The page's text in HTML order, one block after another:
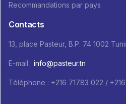
Recommandations par pays
Contacts
13, place Pasteur, B.P. 74 1002
E-mail : info@pasteur.tn
Téléphone : +216 71783 022 /